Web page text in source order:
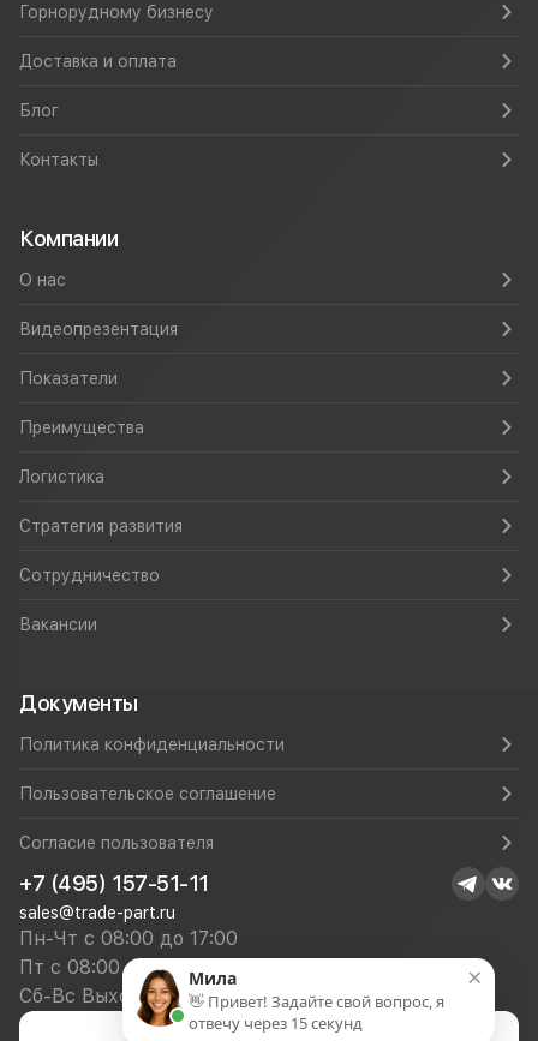
Горнорудному бизнесу
Доставка и оплата
Блог
Контакты
Компании
О нас
Видеопрезентация
Показатели
Преимущества
Логистика
Стратегия развития
Сотрудничество
Вакансии
Документы
Политика конфиденциальности
Пользовательское соглашение
Согласие пользователя
+7 (495) 157-51-11
sales@trade-part.ru
Пн-Чт с 08:00 до 17:00
Пт с 08:00 до 16:00
Сб-Вс Выходной
×
Мила
👋 Привет! Задайте свой вопрос, я
отвечу через 15 секунд